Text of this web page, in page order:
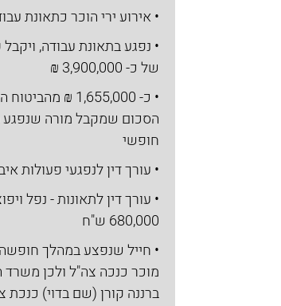
• אירוע ירי הוכר כתאונת
• נפגע בתאונת עבודה, ויקבל
של כ- 3,900,000 ₪
• כ- 1,655,000 ₪
הסכום שמקבל מורה שנפגע
חופשי
• עורך דין לנפגעי פעולות
• עורך דין לתאונות - נפל
680,000 ש"ח
• חייל שנפצע במהלך
מוכר כנכה צה"ל ולכן משרד
ברננה קורן (שם בדוי) כנכת